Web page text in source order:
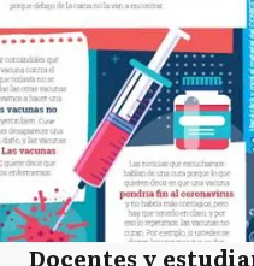
Docentes y